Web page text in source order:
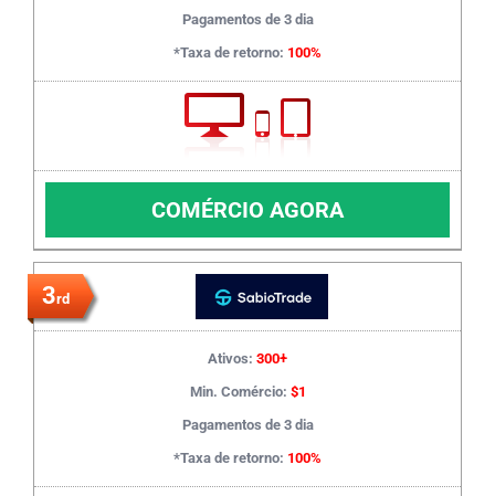
Pagamentos de 3 dia
*Taxa de retorno: 100%
COMÉRCIO AGORA
3rd
Ativos: 300+
Min. Comércio: $1
Pagamentos de 3 dia
*Taxa de retorno: 100%